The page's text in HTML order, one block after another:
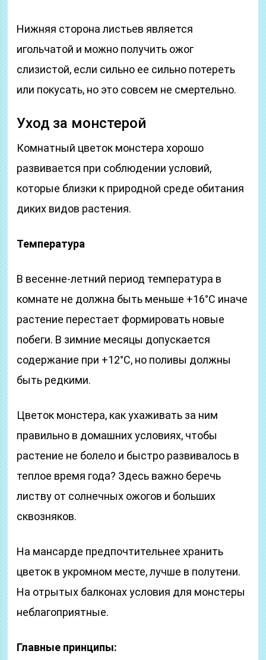
Нижняя сторона листьев является
игольчатой и можно получить ожог
слизистой, если сильно ее сильно потереть
или покусать, но это совсем не смертельно.
Уход за монстерой
Комнатный цветок монстера хорошо
развивается при соблюдении условий,
которые близки к природной среде обитания
диких видов растения.
Температура
В весенне-летний период температура в
комнате не должна быть меньше +16°C иначе
растение перестает формировать новые
побеги. В зимние месяцы допускается
содержание при +12°C, но поливы должны
быть редкими.
Цветок монстера, как ухаживать за ним
правильно в домашних условиях, чтобы
растение не болело и быстро развивалось в
теплое время года? Здесь важно беречь
листву от солнечных ожогов и больших
сквозняков.
На мансарде предпочтительнее хранить
цветок в укромном месте, лучше в полутени.
На отрытых балконах условия для монстеры
неблагоприятные.
Главные принципы: